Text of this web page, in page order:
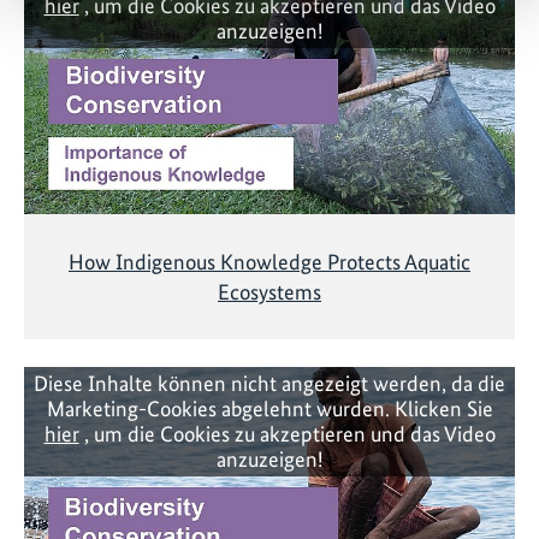
hier, um die Cookies zu akzeptieren und das Video
anzuzeigen!
How Indigenous Knowledge Protects Aquatic
Ecosystems
Diese Inhalte können nicht angezeigt werden, da die
Marketing-Cookies abgelehnt wurden. Klicken Sie
hier, um die Cookies zu akzeptieren und das Video
anzuzeigen!